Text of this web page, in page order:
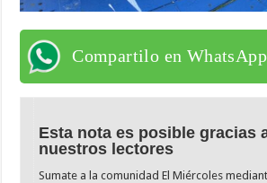
Compartilo en WhatsApp
Esta nota es posible gracias
nuestros lectores
Sumate a la comunidad El Miércoles